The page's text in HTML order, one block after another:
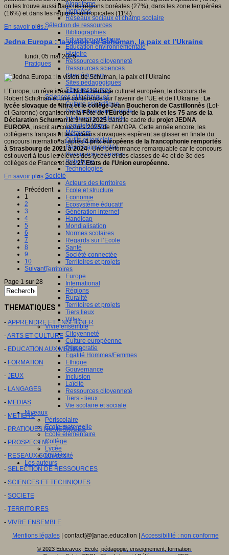
Algorithme
Données
Réseaux sociaux et champ scolaire
Sélection de ressources
Bibliographies
Education artistique
Education environnementale
Histoire
Ressources citoyenneté
Ressources sciences
Sites éducatifs
Sites pédagogiques
Sites ressources
Sciences et techniques
Culture scientifique
Développement durable
Intelligence artificielle
Logiciels libres
Métavers
Outils et logiciels
Réalité augmentée
Ressources sciences
Robotique
Technologies
Société
Acteurs des territoires
Ecole et structure
Economie
Ecosystème éducatif
Génération internet
Handicap
Mondialisation
Normes scolaires
Regards sur l’Ecole
Santé
Société connectée
Territoires et projets
Territoires
Europe
International
Régions
Ruralité
Territoires et projets
Tiers lieux
Villes
Vivre ensemble
Citoyenneté
Culture européenne
Démocratie
Egalité Hommes/Femmes
Ethique
Gouvernance
Inclusion
Laïcité
Ressources citoyenneté
Tiers - lieux
Vie scolaire et sociale
Niveaux
Périscolaire
Ecole maternelle
Ecole élémentaire
Collège
Lycée
Université
Les auteurs
on les trouve aussi dans les régions boréales (27%), dans les zone tempérées
(16%) et dans les régions subtropicales (11%).
En savoir plus...
Jedna Europa : la vision de Schuman, la paix et l’Ukraine
lundi, 05 mai 2025
Pratiques
L’Europe, un rêve idéal - Notre héritage culturel européen, le discours de
Robert Schuman et une conférence sur l’avenir de l’UE et de l’Ukraine : Le
lycée slovaque de Nitra et le collège Jean Boucheron de Castillonnès (Lot-
et-Garonne) organiserontla Fête de l’Europe de la paix et les 75 ans de la
Déclaration Schuman le 9 mai 2025dans le cadre du projet JEDNA
EUROPA, inscrit au concours 2025 de l’AMOPA. Cette année encore, les
collégiens français et les lycéens slovaques espèrent se glisser en finale du
concours international après4 prix européens de la francophonie remportés
à Strasbourg de 2021 à 2024. Une performance remarquable car le concours
est ouvert à tous les élèves des lycées et des classes de 4e et de 3e des
collèges de France et des27 Etats de l’Union européenne.
En savoir plus...
Précédent
1
2
3
4
5
6
7
8
9
10
Suivant
Page 1 sur 28
THEMATIQUES
- APPRENDRE ET ENSEIGNER
-ARTS ET CULTURE
- EDUCATION AUX MEDIAS
- FORMATION
- JEUX
- LANGAGES
- MEDIAS
- METIERS
- PRATIQUES NUMERIQUES
- PROSPECTIVE
- RESEAUX SOCIAUX
- SELECTION DE RESSOURCES
- SCIENCES ET TECHNIQUES
- SOCIETE
- TERRITOIRES
- VIVRE ENSEMBLE
Mentions légales| contact[@]anae.education | Accessibilité : non conforme
© 2023 Educavox, Ecole, pédagogie, enseignement, formation